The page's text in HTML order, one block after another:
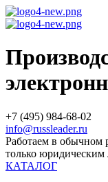
+7 (495) 984-68-02
info@russleader.ru
Работаем в
только юридическим
КАТАЛОГ